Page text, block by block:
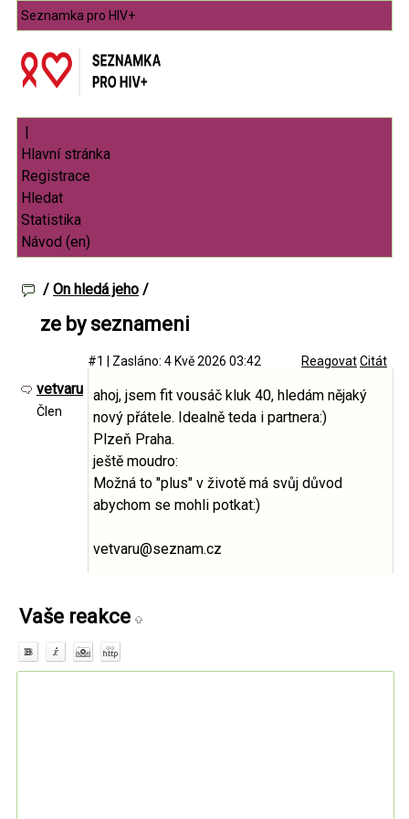
Seznamka pro HIV+
|
/ On hledá jeho /
ze by seznameni
vetvaru
Člen
#1 Zasláno: 4 Kvě 2026 03:42 ReagovatCitát
ahoj, jsem fit vousáč kluk 40, hledám nějaký
nový přátele. Idealně teda i partnera:)
Plzeň Praha.
ještě moudro:
Možná to "plus" v životě má svůj důvod
abychom se mohli potkat:)
vetvaru@seznam.cz
Vaše reakce